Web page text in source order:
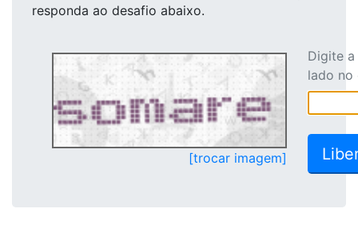
responda ao desafio abaixo.
[trocar imagem]
Digite
lado no